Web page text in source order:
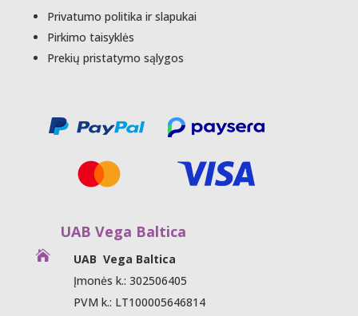
Privatumo politika ir slapukai
Pirkimo taisyklės
Prekių pristatymo sąlygos
UAB Vega Baltica

UAB Vega Baltica
Įmonės k.: 302506405
PVM k.: LT100005646814